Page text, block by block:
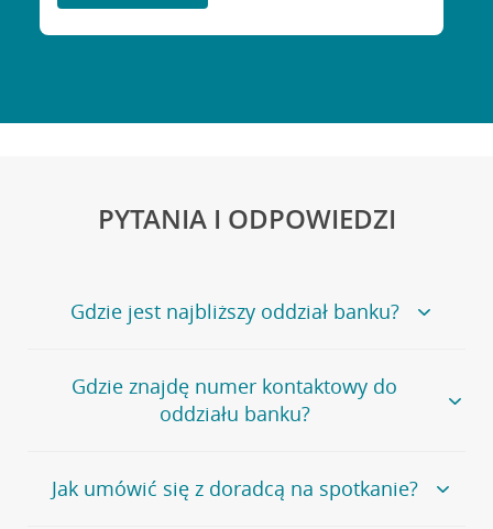
PYTANIA I ODPOWIEDZI
Gdzie jest najbliższy oddział banku?
Jeśli szukasz oddziału naszego banku, zapraszamy na
stronęPlacówki i bankomaty, na której znajduje się
wygodna wyszukiwarka.
oddziałów
Gdzie znajdę numer kontaktowy do
oddziału banku?
Bank Credit Agricole nie udostępnia ogólnego numeru
telefonu do placówki bankowej.
Jak umówić się z doradcą na spotkanie?